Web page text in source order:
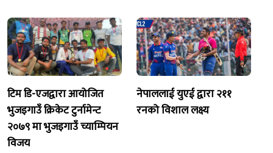
टिम डि-एजद्वारा आयोजित
भुजइगाउँ क्रिकेट टुर्नामेन्ट
२०७९ मा भुजइगाउँ च्याम्पियन
विजय
नेपाललाई युएई द्वारा २११
रनको विशाल लक्ष्य